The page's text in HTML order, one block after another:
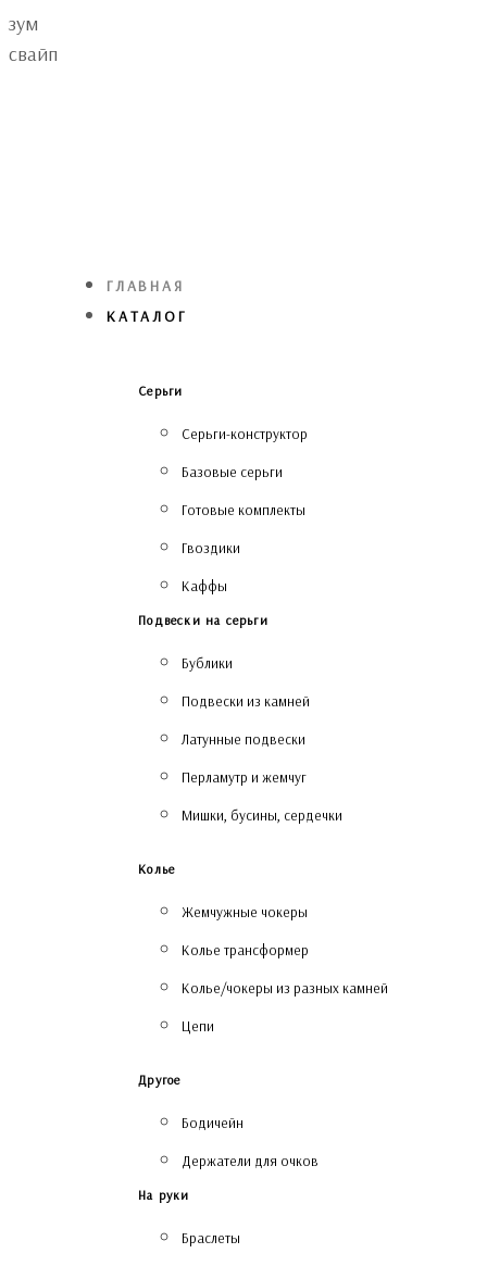
Skip
links
Skip
to
зум
свайп
ГЛАВНАЯ
КАТАЛОГ
Серьги
Серьги-конструктор
Базовые серьги
Готовые комплекты
Гвоздики
Каффы
Подвески на серьги
Бублики
Подвески из камней
Латунные подвески
Перламутр и жемчуг
Мишки, бусины, сердечки
Колье
Жемчужные чокеры
Колье трансформер
Колье/чокеры из разных камней
Цепи
Другое
Бодичейн
Держатели для очков
На руки
Браслеты